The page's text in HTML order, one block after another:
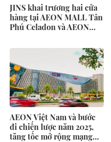
JINS khai trương hai cửa
hàng tại AEON MALL Tân
Phú Celadon và AEON
AEON Việt Nam và bước
đi chiến lược năm 2025,
tăng tốc mở rộng mạng